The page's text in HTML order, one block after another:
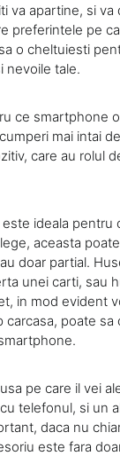
va apartine, si va
preferintele pe
o cheltuiesti
nevoile tale.
ce smartphone
mai intai
care au rolul
ideala pentru
aceasta
doar partial.
unei carti, sau
in mod evident
carcasa, poate sa
pe care il vei
telefonul, si un
daca nu
este fara